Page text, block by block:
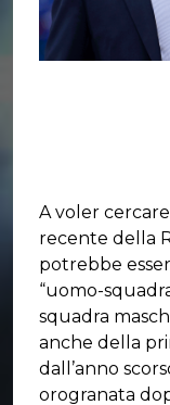
A voler
recente della
potrebbe
“uomo-
squadra
anche della
dall’anno
orogranata